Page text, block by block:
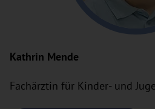
Kathrin Mende
Fachärztin für Kinder- und